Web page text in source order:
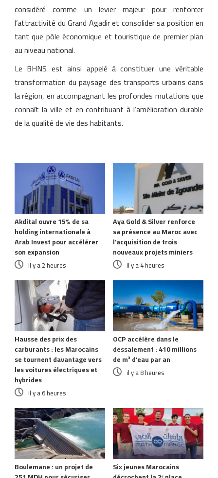
considéré comme un levier majeur pour renforcer
l’attractivité du Grand Agadir et consolider sa position en
tant que pôle économique et touristique de premier plan
au niveau national.
Le BHNS est ainsi appelé à constituer une véritable
transformation du paysage des transports urbains dans
la région, en accompagnant les profondes mutations que
connaît la ville et en contribuant à l’amélioration durable
de la qualité de vie des habitants.
Akdital ouvre 15% de sa
holding internationale à
Arab Invest pour accélérer
son expansion
il y a 2 heures
Aya Gold & Silver renforce
sa présence au Maroc avec
l’acquisition de trois
nouveaux projets miniers
il y a 4 heures
Hausse des prix des
carburants : les Marocains
se tournent davantage vers
les voitures électriques et
hybrides
il y a 6 heures
OCP accélère dans le
dessalement : 410 millions
de m³ d’eau par an
il y a 8 heures
Boulemane : un projet de
Six jeunes Marocains